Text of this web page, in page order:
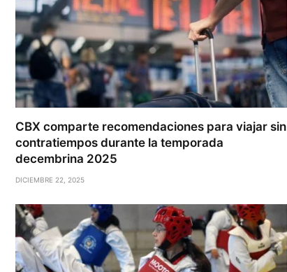
CBX comparte recomendaciones para viajar sin
contratiempos durante la temporada
decembrina 2025
DICIEMBRE 22, 2025